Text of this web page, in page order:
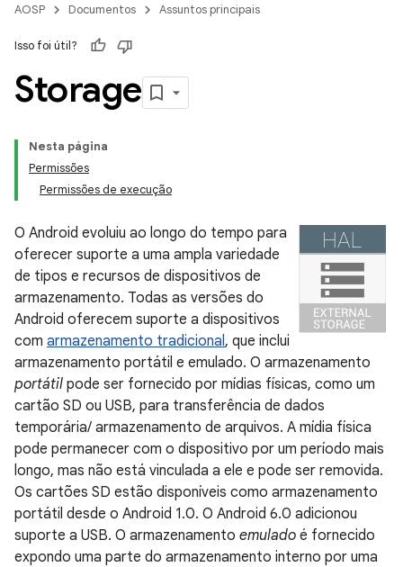
AOSP Documentos Assuntos principais
Isso foi útil?
Storage
Nesta página
Permissões
Permissões de execução
O Android evoluiu ao longo do tempo para
oferecer suporte a uma ampla variedade
de tipos e recursos de dispositivos de
armazenamento. Todas as versões do
Android oferecem suporte a dispositivos
com armazenamento tradicional, que inclui
armazenamento portátil e emulado. O armazenamento
portátil pode ser fornecido por mídias físicas, como um
cartão SD ou USB, para transferência de dados
temporária/ armazenamento de arquivos. A mídia física
pode permanecer com o dispositivo por um período mais
longo, mas não está vinculada a ele e pode ser removida.
Os cartões SD estão disponíveis como armazenamento
portátil desde o Android 1.0. O Android 6.0 adicionou
suporte a USB. O armazenamento emulado é fornecido
expondo uma parte do armazenamento interno por uma